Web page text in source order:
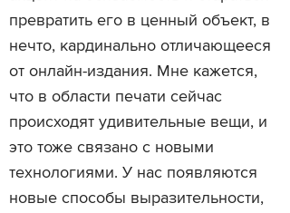
превратить его в ценный объект, в
нечто, кардинально отличающееся
от онлайн-издания. Мне кажется,
что в области печати сейчас
происходят удивительные вещи, и
это тоже связано с новыми
технологиями. У нас появляются
новые способы выразительности,